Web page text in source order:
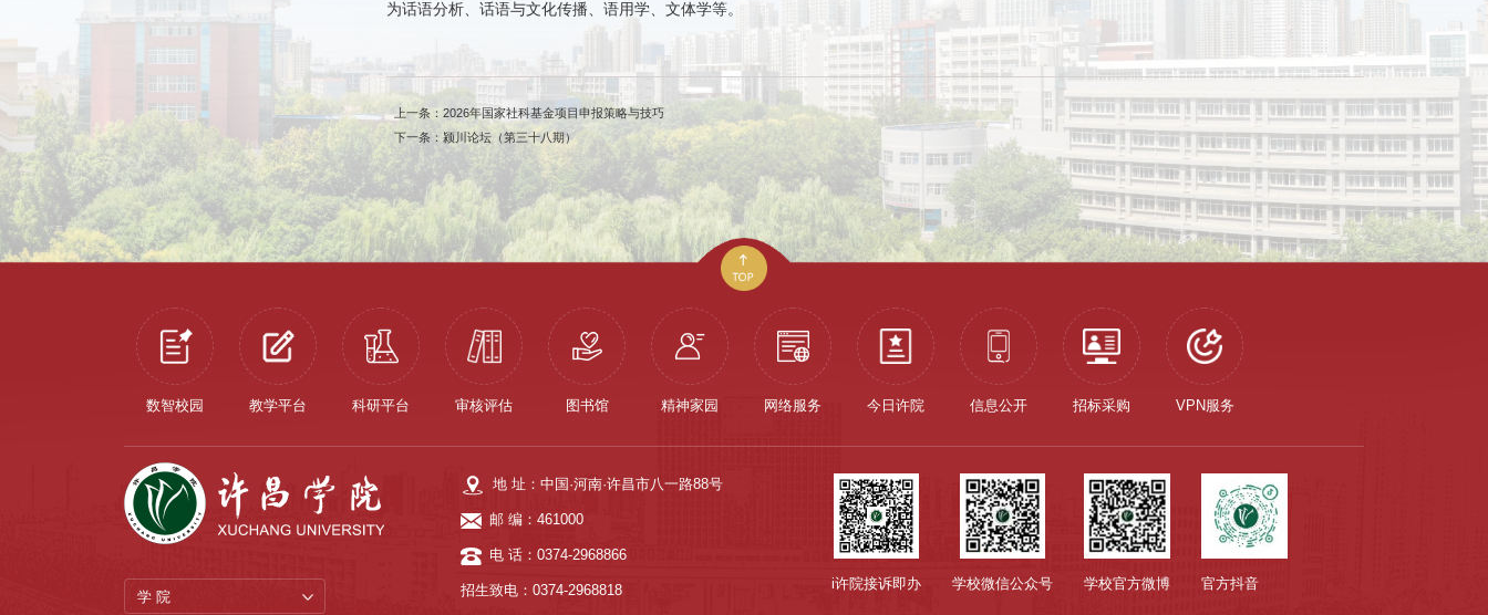
为话语分析、话语与文化传播、语用学、文体学等。
上一条：2026年国家社科基金项目申报策略与技巧
下一条：颍川论坛（第三十八期）
数智校园 教学平台 科研平台 审核评估 图书馆 精神家园 网络服务 今日许院 信息公开 招标采购 VPN服务
学 院
地 址：中国·河南·许昌市八一路88号
邮 编：461000
电 话：0374-2968866
招生致电：0374-2968818 i许院接诉即办 学校微信公众号 学校官方微博 官方抖音